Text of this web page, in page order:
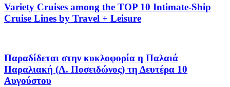
Variety Cruises among the TOP 10 Intimate-Ship
Cruise Lines by Travel + Leisure
Παραδίδεται στην κυκλοφορία η Παλαιά
Παραλιακή (Λ. Ποσειδώνος) τη Δευτέρα 10
Αυγούστου